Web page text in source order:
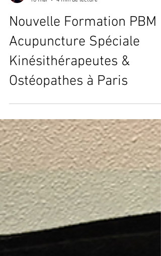
José Herrero Cortés
Nouvelle Formation PBM
Acupuncture Spéciale
Kinésithérapeutes &